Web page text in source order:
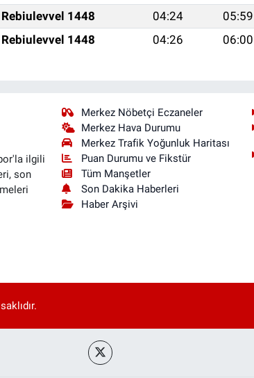
1448 04:24 05:59
1448 04:26 06:00
ilgili
son
Merkez Nöbetçi Eczaneler
Merkez Hava Durumu
Merkez Trafik Yoğunluk Haritası
Puan Durumu ve Fikstür
Tüm Manşetler
Son Dakika Haberleri
Haber Arşivi